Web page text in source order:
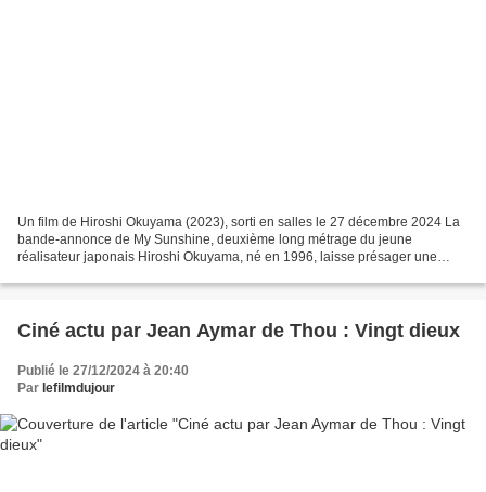
Un film de Hiroshi Okuyama (2023), sorti en salles le 27 décembre 2024 La
bande-annonce de My Sunshine, deuxième long métrage du jeune
réalisateur japonais Hiroshi Okuyama, né en 1996, laisse présager une
Ciné actu par Jean Aymar de Thou : Vingt dieux
Publié le 27/12/2024 à 20:40
Par lefilmdujour